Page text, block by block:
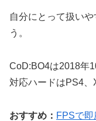
自分にとって扱い
う。
CoD:BO4は2018年
対応ハードはPS4、
おすすめ： FPSで